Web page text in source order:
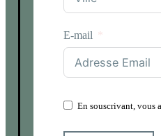
E-mail
En souscrivant, vous